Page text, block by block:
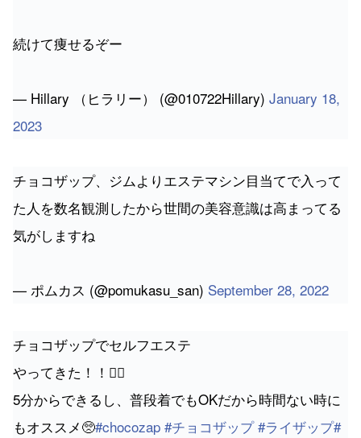
続けて痩せるぞー
— Hillary （ヒラリー） (@010722Hillary) January 18,
2023
チョコザップ、ジムよりエステマシン目当てで入って
た人を数名観測したから世間の美容意識は高まってる
気がしますね
— ポムカス (@pomukasu_san) September 28, 2022
チョコザップでセルフエステ
やってきた！！💆‍♀️
5分からできるし、普段着でもOKだから時間ない時に
もオススメ🥺#chocozap #チョコザップ #ライザップ#